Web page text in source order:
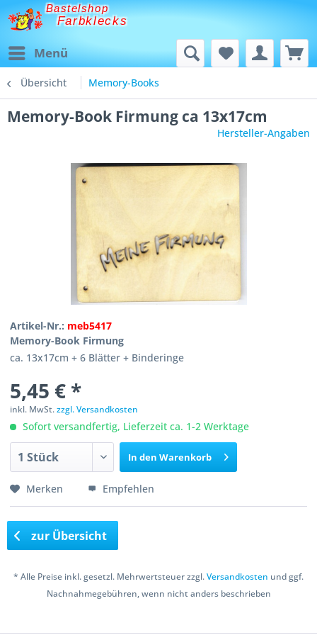
Bastelshop
Farbklecks
Menü
Übersicht Memory-Books
Memory-Book Firmung ca 13x17cm
Hersteller-Angaben
Artikel-Nr.: meb5417
Memory-Book Firmung
ca. 13x17cm + 6 Blätter + Binderinge
5,45 € *
inkl. MwSt.zzgl. Versandkosten
Sofort versandfertig, Lieferzeit ca. 1-2 Werktage
In den Warenkorb
Merken Empfehlen
zur Übersicht
* Alle Preise inkl. gesetzl. Mehrwertsteuer zzgl.Versandkosten und ggf.
Nachnahmegebühren, wenn nicht anders beschrieben